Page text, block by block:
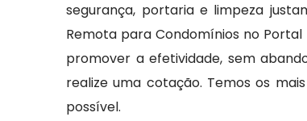
segurança, portaria e limpeza
Remota para Condomínios no
promover a efetividade, sem
realize uma cotação. Temos os
possível.